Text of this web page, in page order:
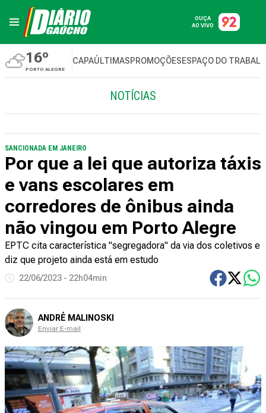
OUÇA
AO VIVO
16º
PORTO ALEGRE
CAPAÚLTIMASPROMOÇÕESESPAÇO DO
NOTÍCIAS
SANCIONADA EM JANEIRO
Por que a lei que autoriza táxis
e vans escolares em
corredores de ônibus ainda
não vingou em Porto Alegre
EPTC cita característica "segregadora" da via dos coletivos e
diz que projeto ainda está em estudo
22/06/2023 - 22h04min
ANDRÉ MALINOSKI
Enviar E-mail